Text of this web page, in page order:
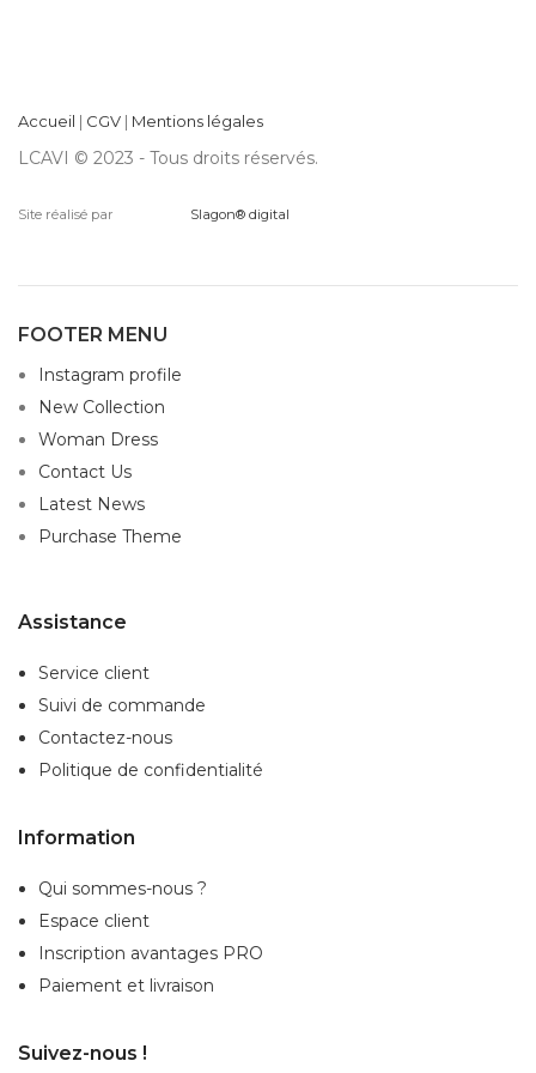
Accueil | CGV | Mentions légales
LCAVI © 2023 - Tous droits réservés.
Site réalisé par Slagon® digital
FOOTER MENU
Instagram profile
New Collection
Woman Dress
Contact Us
Latest News
Purchase Theme
Assistance
Service client
Suivi de commande
Contactez-nous
Politique de confidentialité
Information
Qui sommes-nous ?
Espace client
Inscription avantages PRO
Paiement et livraison
Suivez-nous !